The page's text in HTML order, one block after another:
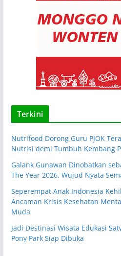
Terkini
Nutrifood Dorong Guru PJOK
Nutrisi demi Tumbuh Kembang
Galank Gunawan Dinobatkan
The Year 2026, Wujud Nyata
Seperempat Anak Indonesia
Ancaman Krisis Kesehatan
Muda
Jadi Destinasi Wisata Edukasi
Pony Park Siap Dibuka